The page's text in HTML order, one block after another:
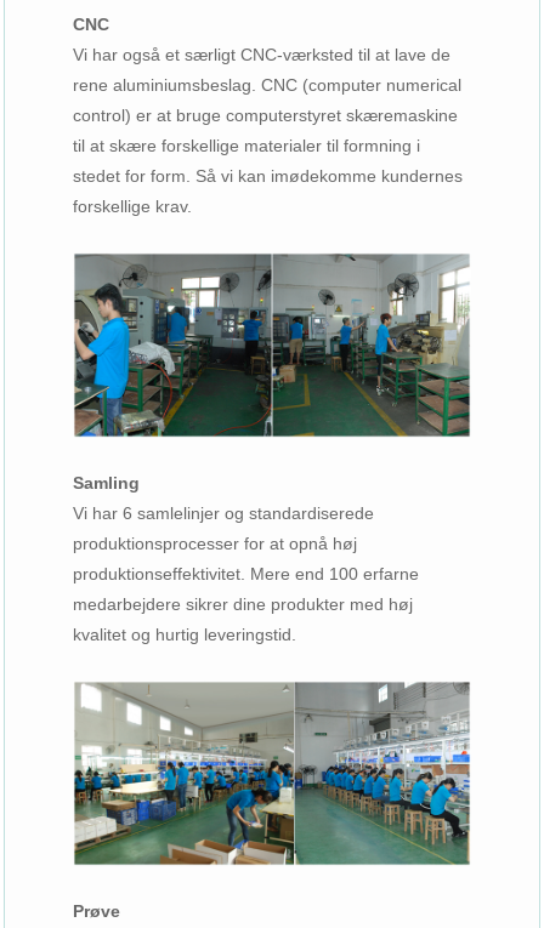
CNC
Vi har også et særligt CNC-værksted til at lave de
rene aluminiumsbeslag. CNC (computer numerical
control) er at bruge computerstyret skæremaskine
til at skære forskellige materialer til formning i
stedet for form. Så vi kan imødekomme kundernes
forskellige krav.
Samling
Vi har 6 samlelinjer og standardiserede
produktionsprocesser for at opnå høj
produktionseffektivitet. Mere end 100 erfarne
medarbejdere sikrer dine produkter med høj
kvalitet og hurtig leveringstid.
Prøve